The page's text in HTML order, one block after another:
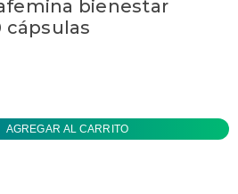
bienestar
cápsulas